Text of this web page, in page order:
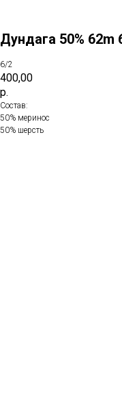
Дундага 50% 62m
6/2
400,00
р.
Состав:
50% меринос
50% шерсть